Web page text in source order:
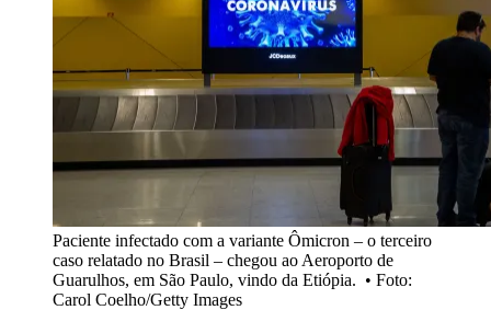
Paciente infectado com a variante Ômicron – o terceiro
caso relatado no Brasil – chegou ao Aeroporto de
Guarulhos, em São Paulo, vindo da Etiópia. • Foto:
Carol Coelho/Getty Images